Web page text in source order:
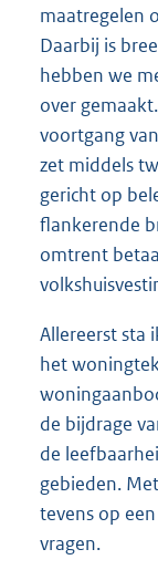
maatregelen
Daarbij is
hebben we
over
voortgang
zet middels
gericht op
flankerende
omtrent
Allereerst sta
het
de bijdrage
de
gebieden.
tevens op
vragen.